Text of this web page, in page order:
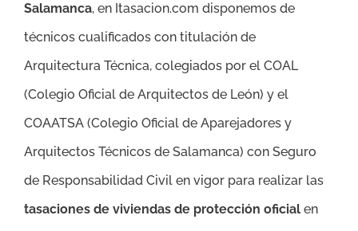
Salamanca, en Itasacion.com disponemos de
técnicos cualificados con titulación de
Arquitectura Técnica, colegiados por el COAL
(Colegio Oficial de Arquitectos de León) y el
COAATSA (Colegio Oficial de Aparejadores y
Arquitectos Técnicos de Salamanca) con Seguro
de Responsabilidad Civil en vigor para realizar las
tasaciones de viviendas de protección oficial en